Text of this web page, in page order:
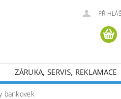
ZÁRUKA, SERVIS, REKLAMACE
bankovek